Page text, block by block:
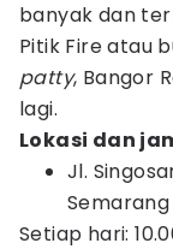
banyak dan
Pitik Fire atau
patty, Bangor
lagi.
Lokasi dan
Jl.
Setiap hari: